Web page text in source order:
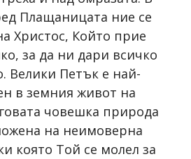
Плащаницата ние се
Христос, Който прие
за да ни дари всичко
Велики Петък е най-
в земния живот на
човешка природа
на неимоверна
която Той се молел за